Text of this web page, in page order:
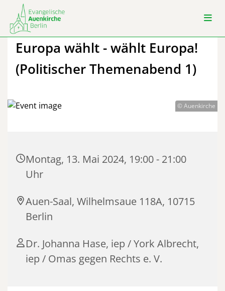
Europa wählt - wählt Europa!
(Politischer Themenabend 1)
© Auenkirche
Montag, 13. Mai 2024, 19:00 - 21:00
Uhr
Auen-Saal, Wilhelmsaue 118A, 10715
Berlin
Dr. Johanna Hase, iep / York Albrecht,
iep / Omas gegen Rechts e. V.